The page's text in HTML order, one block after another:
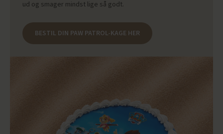
ud og smager mindst lige så godt.
BESTIL DIN PAW PATROL-KAGE HER